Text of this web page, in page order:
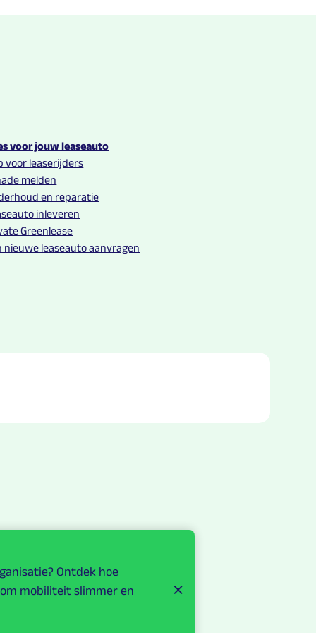
voor jouw leaseauto
voor leaserijders
melden
en reparatie
inleveren
Greenlease
nieuwe leaseauto aanvragen
Ontdek hoe
mobiliteit slimmer en